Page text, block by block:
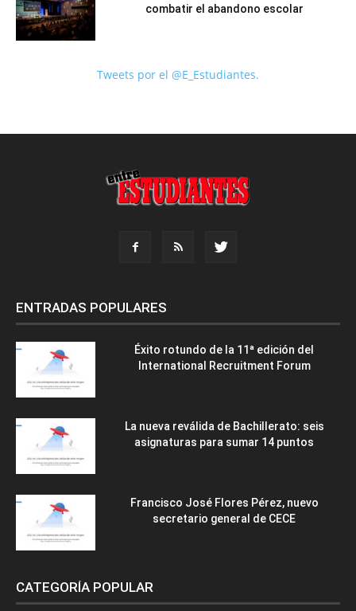
combatir el abandono escolar
Tweets por el @E_Estudiantes.
ENTRADAS POPULARES
Éxito rotundo de la 11ª edición del
International Recruitment Forum
La nueva reválida de Bachillerato: seis
asignaturas para sumar 14 puntos
Francisco José Flores Pérez, nuevo
secretario general de CECE
CATEGORÍA POPULAR